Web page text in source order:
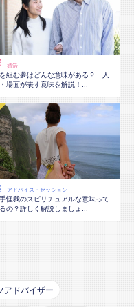
婚活
組む夢はどんな意味がある？ 人
場面が表す意味を解説！...
アドバイス・セッション
怪我のスピリチュアルな意味って
の？詳しく解説しましょ...
アドバイザー